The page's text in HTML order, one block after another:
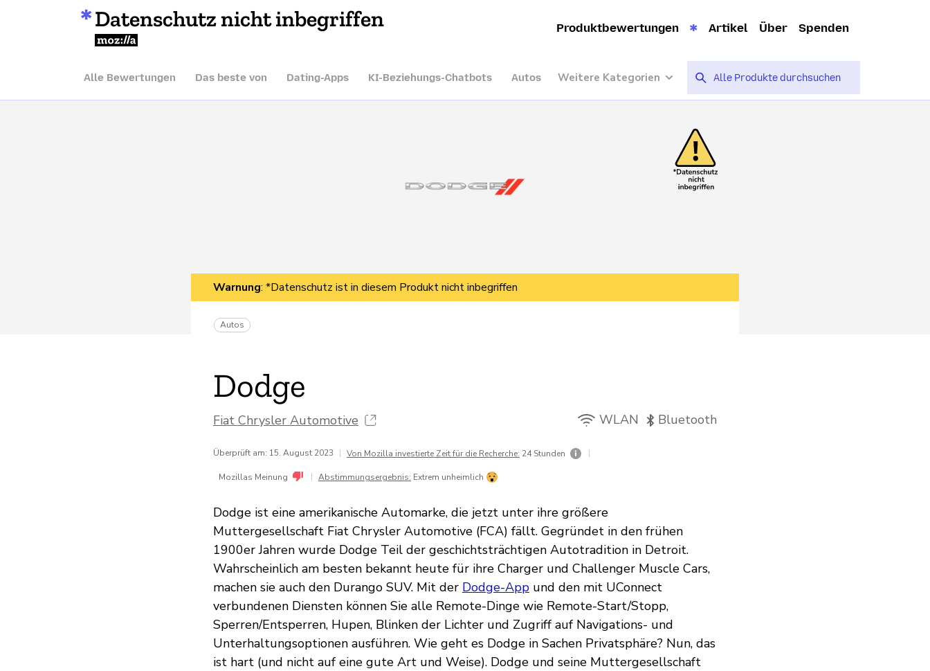
Datenschutz nicht inbegriffen
Mozilla
Produktbewertungen Artikel Über Spenden
Alle Bewertungen Das beste von Dating-Apps KI-Beziehungs-Chatbots Autos Weitere Kategorien
Warnung: *Datenschutz ist in diesem Produkt nicht inbegriffen
Autos
Dodge
Fiat Chrysler Automotive WLAN Bluetooth
Überprüft am: 15. August 2023 | Von Mozilla investierte Zeit für die Recherche: 24 Stunden |
Mozillas Meinung | Abstimmungsergebnis: Extrem unheimlich
Dodge ist eine amerikanische Automarke, die jetzt unter ihre größere
Muttergesellschaft Fiat Chrysler Automotive (FCA) fällt. Gegründet in den frühen
1900er Jahren wurde Dodge Teil der geschichtsträchtigen Autotradition in Detroit.
Wahrscheinlich am besten bekannt heute für ihre Charger und Challenger Muscle Cars,
machen sie auch den Durango SUV. Mit der Dodge-App und den mit UConnect
verbundenen Diensten können Sie alle Remote-Dinge wie Remote-Start/Stopp,
Sperren/Entsperren, Hupen, Blinken der Lichter und Zugriff auf Navigations- und
Unterhaltungsoptionen ausführen. Wie geht es Dodge in Sachen Privatsphäre? Nun, das
ist hart (und nicht auf eine gute Art und Weise). Dodge und seine Muttergesellschaft